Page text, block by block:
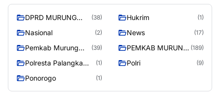
DPRD MURUNG
(38) Hukrim (1)
Nasional (2) News (17)
Pemkab Murung
(39)
PEMKAB MURUNG (189)
Polresta Palangka
(1) Polri (9)
Ponorogo (1)